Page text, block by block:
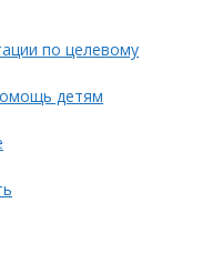
по целевому
детям